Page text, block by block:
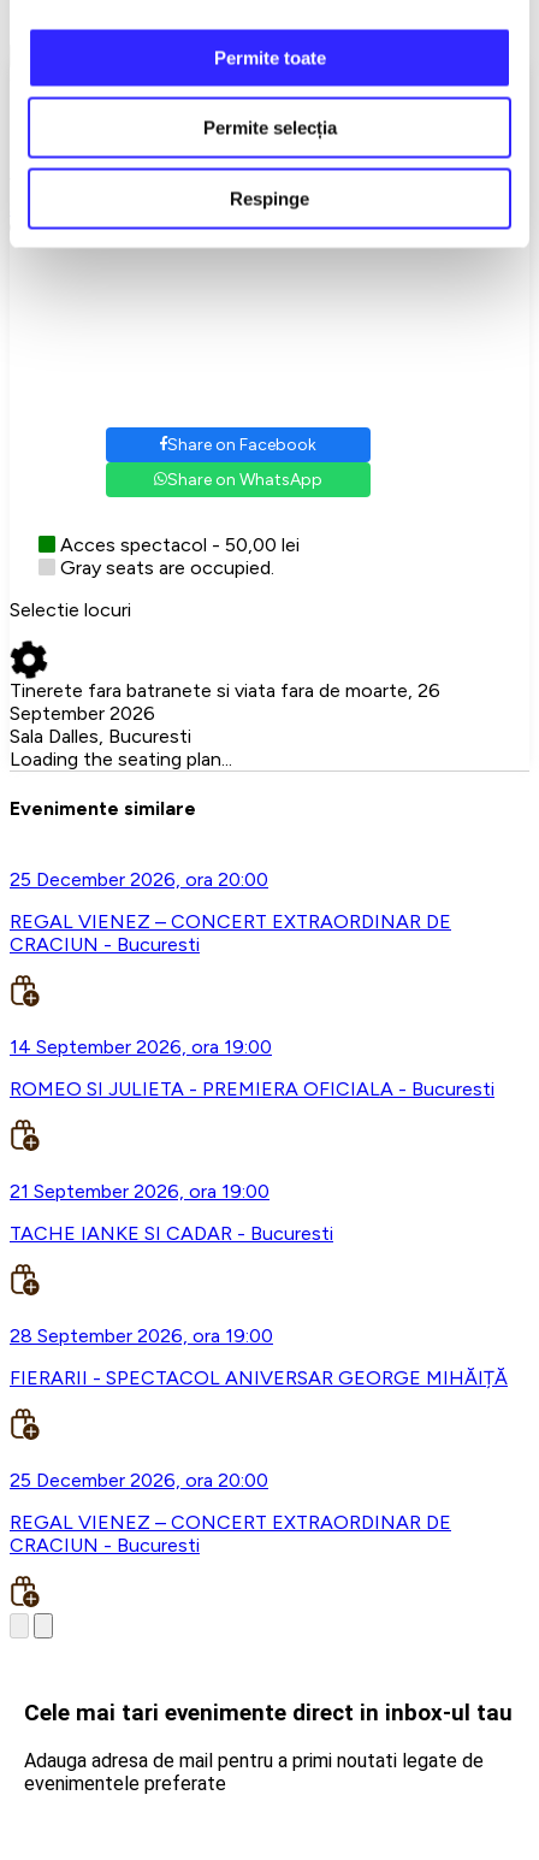
Permite toate
Permite selecția
Respinge
Choose your seats
Acces spectacol - 50,00 lei
Gray seats are occupied.
Bld. Nicolae Balcescu 18
Share on Facebook
Share on WhatsApp
Acces spectacol - 50,00 lei
Gray seats are occupied.
Selectie locuri
Tinerete fara batranete si viata fara de moarte, 26
September 2026
Sala Dalles, Bucuresti
Loading the seating plan...
Evenimente similare
25 December 2026, ora 20:00
REGAL VIENEZ – CONCERT EXTRAORDINAR DE
CRACIUN - Bucuresti
14 September 2026, ora 19:00
ROMEO SI JULIETA - PREMIERA OFICIALA - Bucuresti
21 September 2026, ora 19:00
TACHE IANKE SI CADAR - Bucuresti
28 September 2026, ora 19:00
FIERARII - SPECTACOL ANIVERSAR GEORGE MIHĂIȚĂ
25 December 2026, ora 20:00
REGAL VIENEZ – CONCERT EXTRAORDINAR DE
CRACIUN - Bucuresti
Cele mai tari evenimente direct in inbox-ul tau
Adauga adresa de mail pentru a primi noutati legate de
evenimentele preferate